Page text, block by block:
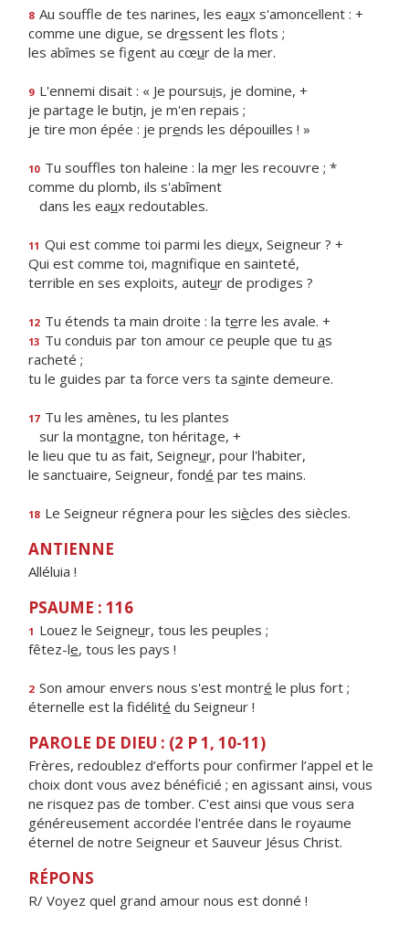
8 Au souffle de tes narines, les eaux s'amoncellent : +
comme une digue, se dressent les flots ;
les abîmes se figent au cœur de la mer.
9 L'ennemi disait : « Je poursuis, je domine, +
je partage le butin, je m'en repais ;
je tire mon épée : je prends les dépouilles ! »
10 Tu souffles ton haleine : la mer les recouvre ; *
comme du plomb, ils s'abîment
dans les eaux redoutables.
11 Qui est comme toi parmi les dieux, Seigneur ? +
Qui est comme toi, magnifque en sainteté,
terrible en ses exploits, auteur de prodiges ?
12 Tu étends ta main droite : la terre les avale. +
13 Tu conduis par ton amour ce peuple que tu as
racheté ;
tu le guides par ta force vers ta sainte demeure.
17 Tu les amènes, tu les plantes
sur la montagne, ton héritage, +
le lieu que tu as fait, Seigneur, pour l'habiter,
le sanctuaire, Seigneur, fondé par tes mains.
18 Le Seigneur régnera pour les siècles des siècles.
ANTIENNE
Alléluia !
PSAUME : 116
1 Louez le Seigneur, tous les peuples ;
fêtez-le, tous les pays !
2 Son amour envers nous s'est montré le plus fort ;
éternelle est la fidélité du Seigneur !
PAROLE DE DIEU : (2 P 1, 10-11)
Frères, redoublez d’efforts pour confirmer l’appel et le
choix dont vous avez bénéficié ; en agissant ainsi, vous
ne risquez pas de tomber. C'est ainsi que vous sera
généreusement accordée l'entrée dans le royaume
éternel de notre Seigneur et Sauveur Jésus Christ.
RÉPONS
R/ Voyez quel grand amour nous est donné !